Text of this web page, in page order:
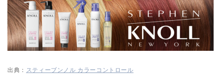
出典： スティーブンノル カラーコントロール